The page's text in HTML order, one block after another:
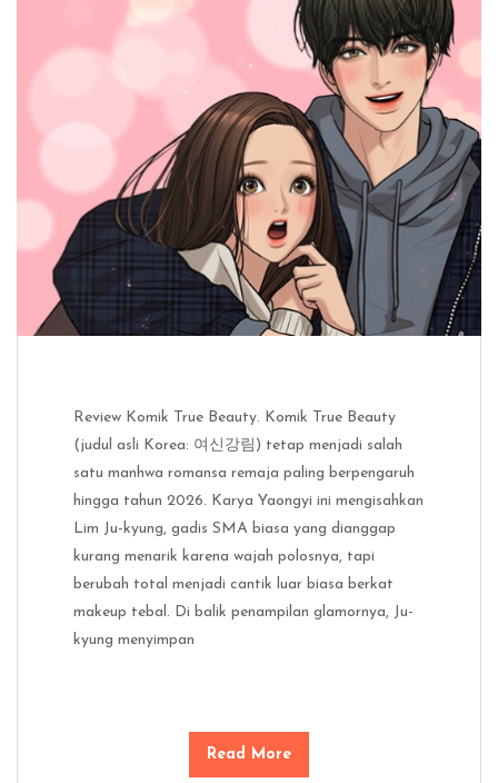
Review Komik True Beauty. Komik True Beauty
(judul asli Korea: 여신강림) tetap menjadi salah
satu manhwa romansa remaja paling berpengaruh
hingga tahun 2026. Karya Yaongyi ini mengisahkan
Lim Ju-kyung, gadis SMA biasa yang dianggap
kurang menarik karena wajah polosnya, tapi
berubah total menjadi cantik luar biasa berkat
makeup tebal. Di balik penampilan glamornya, Ju-
kyung menyimpan
Read More